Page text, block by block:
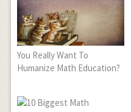
You Really Want To
Humanize Math Education?